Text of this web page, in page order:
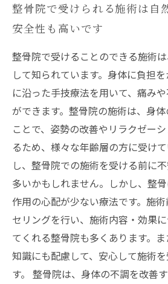
整骨院で受けられる施術は自
安全性も高いです
整骨院で受けることのできる施術
して知られています。身体に負担
に沿った手技療法を用いて、痛み
ができます。整骨院の施術は、身
ことで、姿勢の改善やリラクゼー
るため、様々な年齢層の方に受け
し、整骨院での施術を受ける前に
多いかもしれません。しかし、整
作用の心配が少ない療法です。施
セリングを行い、施術内容・効果
てくれる整骨院も多くあります。
知識にも配慮して、安心して施術
す。 整骨院は、身体の不調を改善